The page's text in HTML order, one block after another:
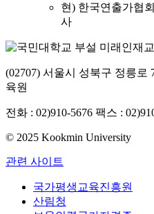
현) 한국연출가협
사
(02707) 서울시 성북구 정릉로
육원
전화 : 02)910-5676 팩스 :
© 2025 Kookmin University
관련 사이트
국가평생교육진흥원
산림청